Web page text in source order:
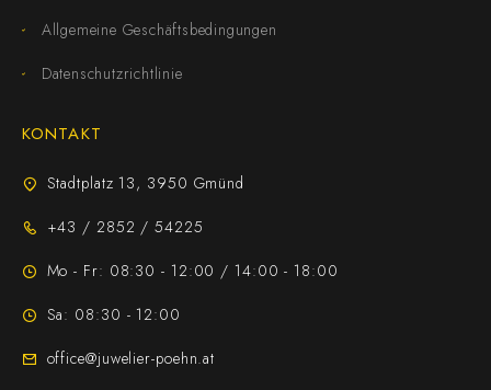
Allgemeine Geschäftsbedingungen
Datenschutzrichtlinie
KONTAKT
Stadtplatz 13, 3950 Gmünd
+43 / 2852 / 54225
Mo - Fr: 08:30 - 12:00 / 14:00 - 18:00
Sa: 08:30 - 12:00
office@juwelier-poehn.at